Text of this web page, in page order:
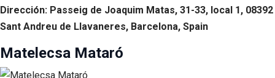
Dirección: Passeig de Joaquim Matas, 31-33, local 1, 08392
Sant Andreu de Llavaneres, Barcelona, Spain
Matelecsa Mataró